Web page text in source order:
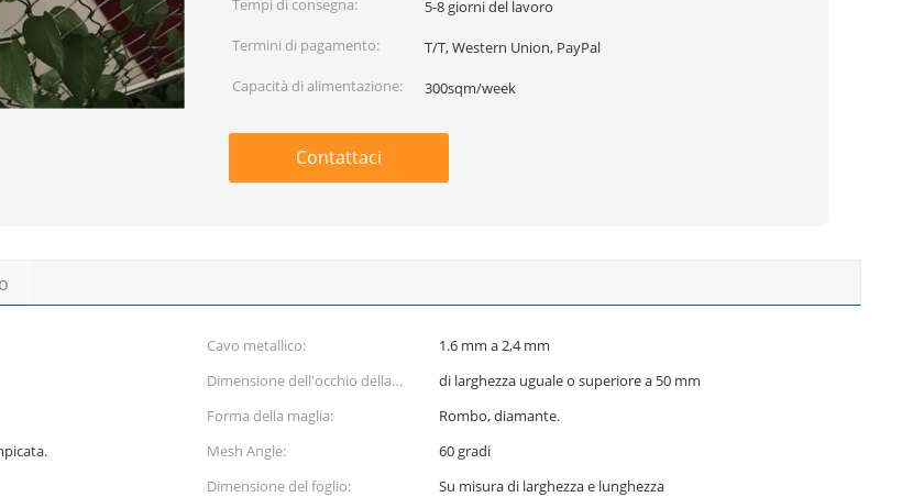
Tempi di consegna:
5-8 giorni del lavoro
Termini di pagamento:
T/T, Western Union, PayPal
Capacità di alimentazione:
300sqm/week
Contattaci
Cavo metallico:
1.6 mm a 2,4 mm
Dimensione dell'occhio della
maglia:
di larghezza uguale o superiore a 50 mm
Forma della maglia:
Rombo, diamante.
Mesh Angle:
60 gradi
Dimensione del foglio:
Su misura di larghezza e lunghezza